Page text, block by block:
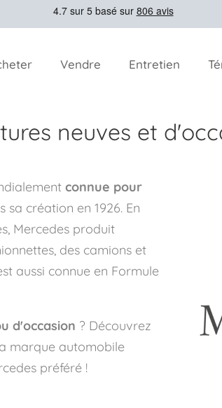
Vendre Entretien
neuves et
connue pour
sa création en 1926. En
Mercedes produit
des camions et
aussi connue en Formule
d'occasion ? Découvrez
marque automobile
préféré !